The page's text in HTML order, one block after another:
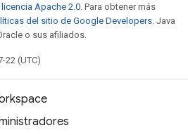
licencia Apache 2.0 . Para obtener más
del sitio de Google Developers . Java
o sus afiliados.
22 (UTC)